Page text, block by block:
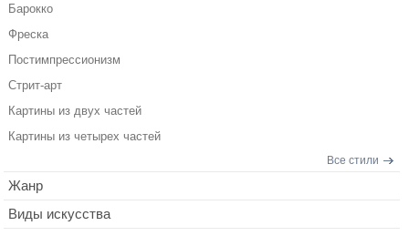
Барокко
Фреска
Постимпрессионизм
Стрит-арт
Картины из двух частей
Картины из четырех частей
Все стили
Жанр
Виды искусства